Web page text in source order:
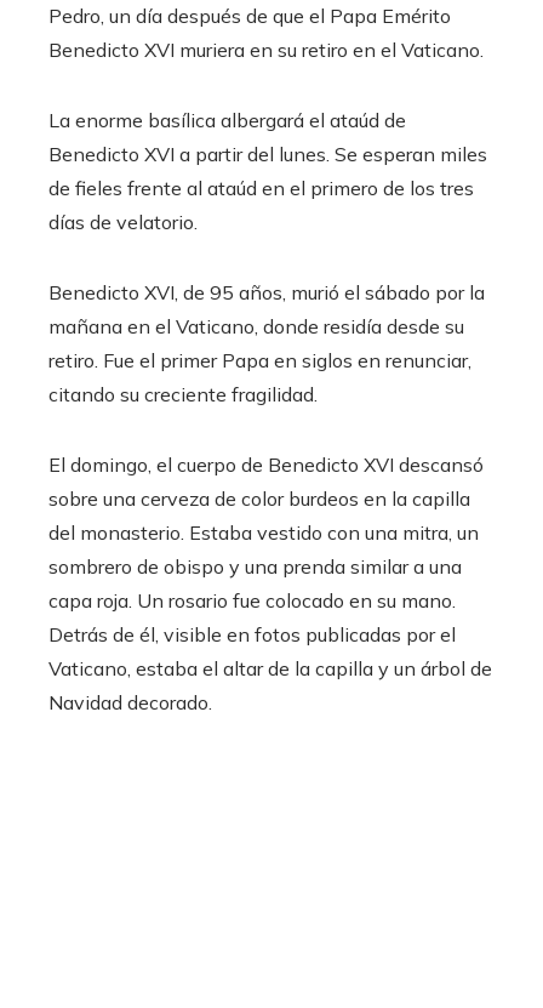
Pedro, un día después de que el Papa Emérito
Benedicto XVI muriera en su retiro en el Vaticano.
La enorme basílica albergará el ataúd de
Benedicto XVI a partir del lunes. Se esperan miles
de fieles frente al ataúd en el primero de los tres
días de velatorio.
Benedicto XVI, de 95 años, murió el sábado por la
mañana en el Vaticano, donde residía desde su
retiro. Fue el primer Papa en siglos en renunciar,
citando su creciente fragilidad.
El domingo, el cuerpo de Benedicto XVI descansó
sobre una cerveza de color burdeos en la capilla
del monasterio. Estaba vestido con una mitra, un
sombrero de obispo y una prenda similar a una
capa roja. Un rosario fue colocado en su mano.
Detrás de él, visible en fotos publicadas por el
Vaticano, estaba el altar de la capilla y un árbol de
Navidad decorado.